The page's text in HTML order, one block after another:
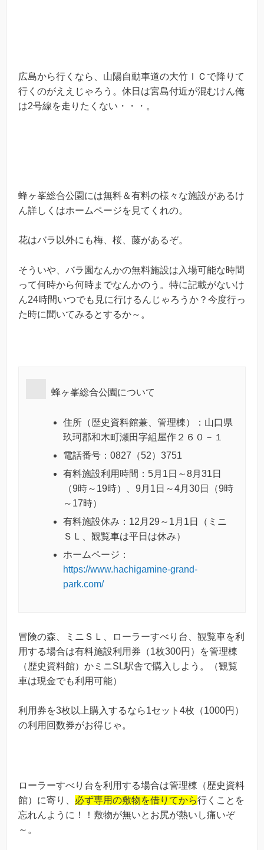
広島から行くなら、山陽自動車道の大竹ＩＣで降りて
行くのがええじゃろう。休日は宮島付近が混むけん俺
は2号線を走りたくない・・・。
蜂ヶ峯総合公園には無料＆有料の様々な施設があるけ
ん詳しくはホームページを見てくれの。
花はバラ以外にも梅、桜、藤があるぞ。
そういや、バラ園なんかの無料施設は入場可能な時間
って何時から何時までなんかのう。特に記載がないけ
ん24時間いつでも見に行けるんじゃろうか？今度行っ
た時に聞いてみるとするか～。
蜂ヶ峯総合公園について
住所（歴史資料館兼、管理棟）：山口県
玖珂郡和木町瀬田字組屋作２６０－１
電話番号：0827（52）3751
有料施設利用時間：5月1日～8月31日
（9時～19時）、9月1日～4月30日（9時
～17時）
有料施設休み：12月29～1月1日（ミニ
ＳＬ、観覧車は平日は休み）
ホームページ：
https://www.hachigamine-grand-
park.com/
冒険の森、ミニＳＬ、ローラーすべり台、観覧車を利
用する場合は有料施設利用券（1枚300円）を管理棟
（歴史資料館）かミニSL駅舎で購入しよう。（観覧
車は現金でも利用可能）
利用券を3枚以上購入するなら1セット4枚（1000円）
の利用回数券がお得じゃ。
ローラーすべり台を利用する場合は管理棟（歴史資料
館）に寄り、 必ず専用の敷物を借りてから行くことを
忘れんように！！敷物が無いとお尻が熱いし痛いぞ
～。